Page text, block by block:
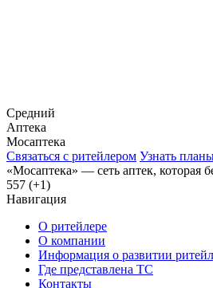
Средний
Аптека
Мосаптека
Связаться с ритейлером Узнать
«Мосаптека» — сеть аптек, которая
557 (+1)
Навигация
О ритейлере
О компании
Информация о развитии
Где представлена ТС
Контакты